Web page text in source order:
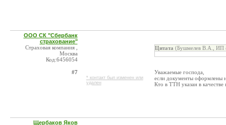
ООО СК "Сбербанк
страхование"
Страховая компания ,
Москва
Код:6456054
#7
* контакт был изменен или
удален
Цитата (Бушмелев В.А., ИП
Уважаемые господа,
если документы оформлены
Кто в ТТН указан в качестве
Щербаков Яков